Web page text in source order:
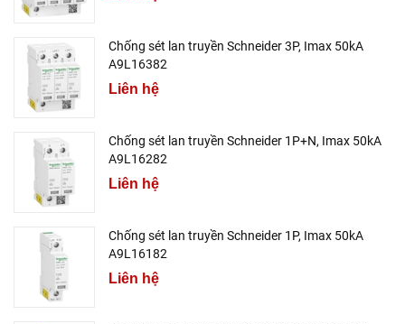
Chống sét lan truyền Schneider 3P, Imax 50kA
A9L16382
Liên hệ
Chống sét lan truyền Schneider 1P+N, Imax 50kA
A9L16282
Liên hệ
Chống sét lan truyền Schneider 1P, Imax 50kA
A9L16182
Liên hệ